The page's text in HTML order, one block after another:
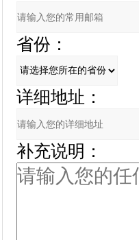
省份：
详细地址：
补充说明：